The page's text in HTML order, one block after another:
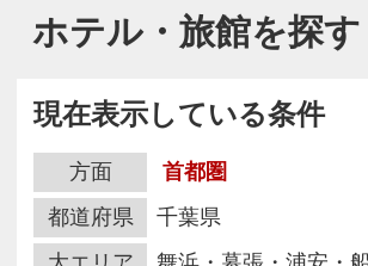
ホテル・旅館を探す
現在表示している条件
方面
首都圏
都道府県
千葉県